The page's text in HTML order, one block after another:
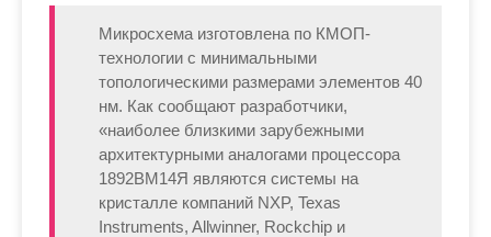
Микросхема изготовлена по КМОП-
технологии с минимальными
топологическими размерами элементов 40
нм. Как сообщают разработчики,
«наиболее близкими зарубежными
архитектурными аналогами процессора
1892ВМ14Я являются системы на
кристалле компаний NXP, Texas
Instruments, Allwinner, Rockchip и